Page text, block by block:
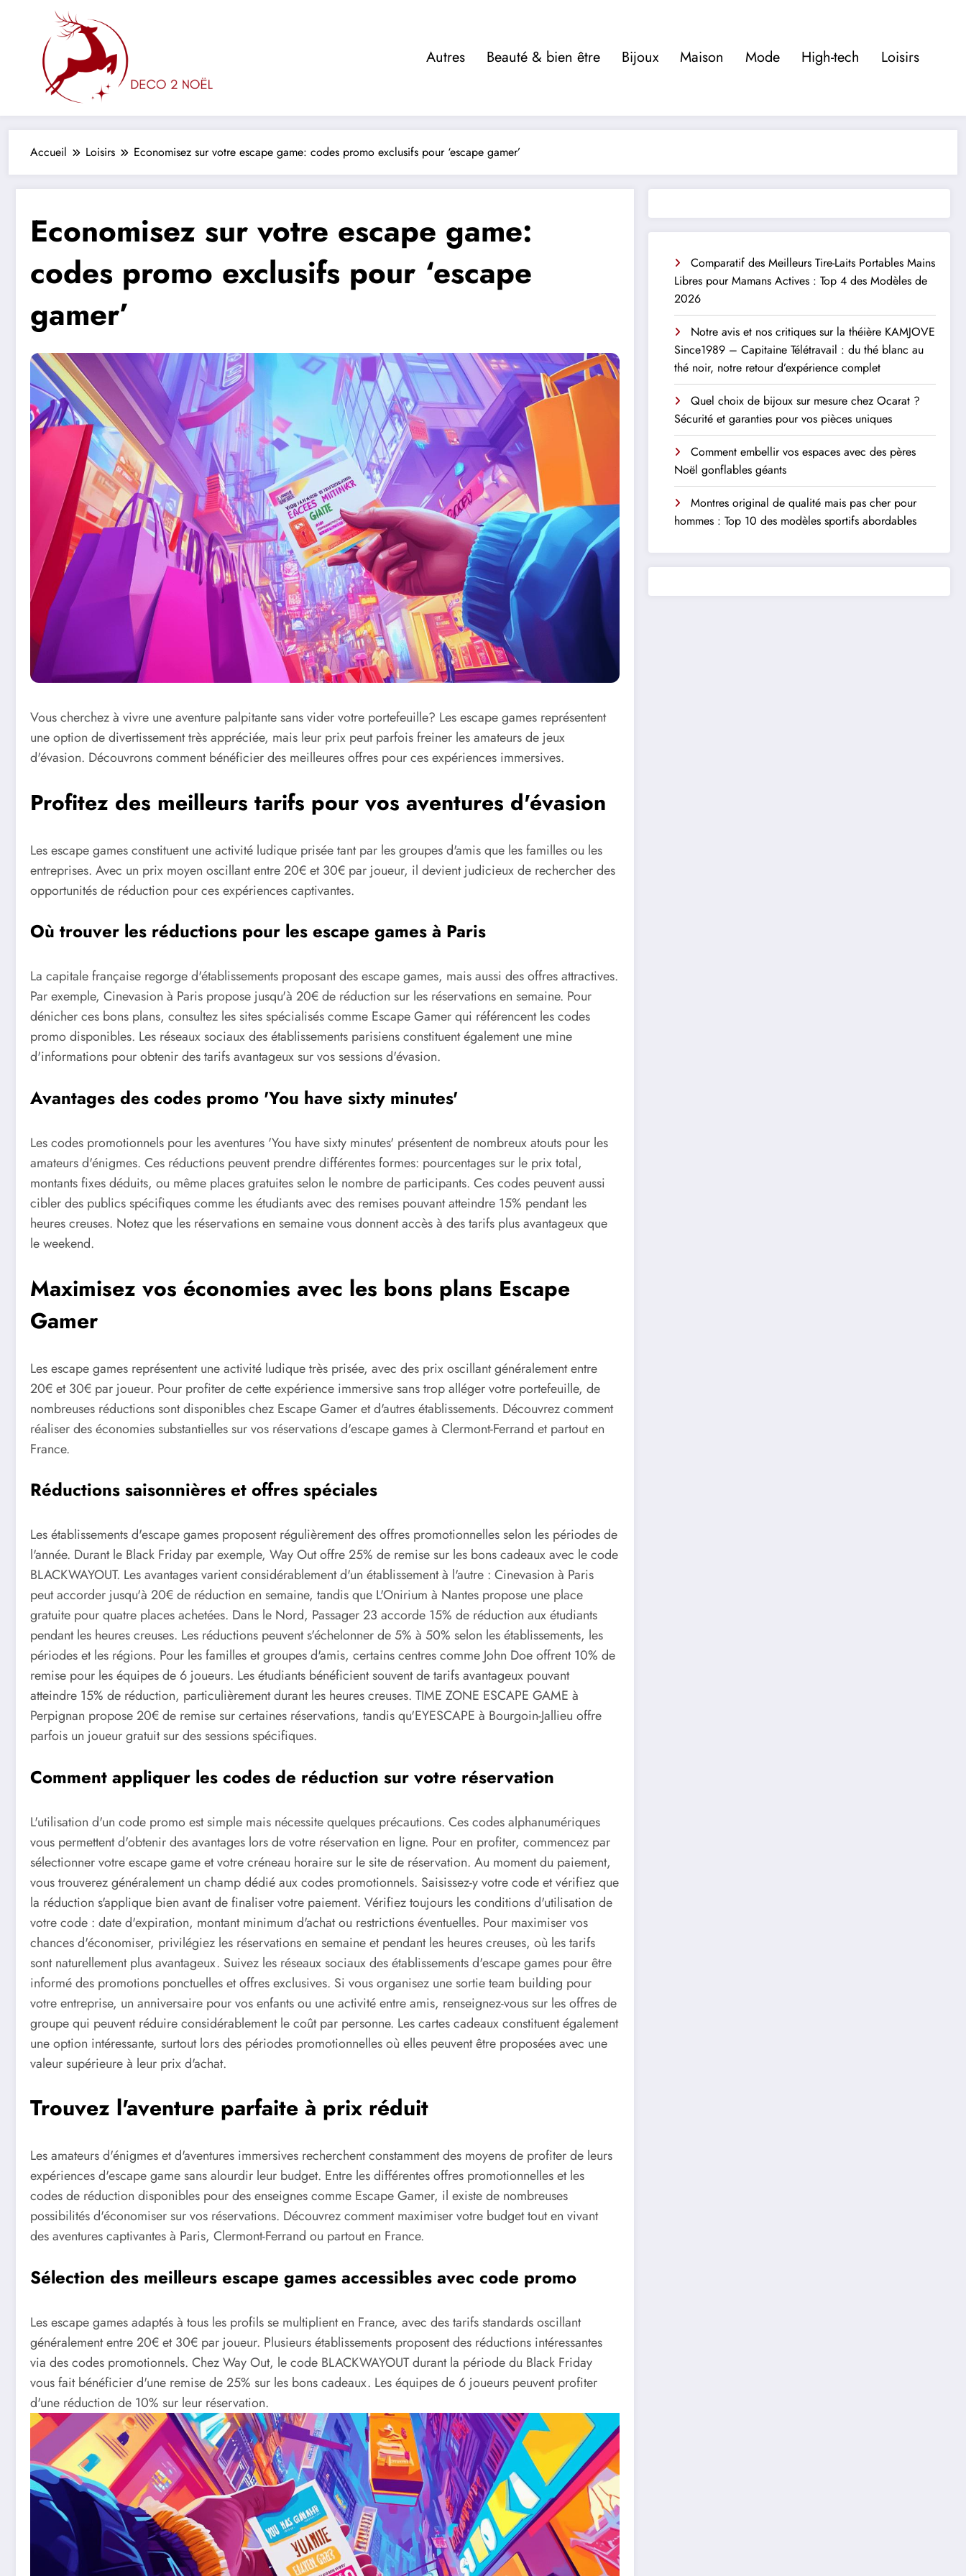
Autres Beauté & bien être Bijoux Maison Mode High-tech Loisirs
Accueil Loisirs Economisez sur votre escape game: codes promo exclusifs pour ‘escape gamer’
Economisez sur votre escape game:
codes promo exclusifs pour ‘escape
gamer’
Vous cherchez à vivre une aventure palpitante sans vider votre portefeuille? Les escape games représentent
une option de divertissement très appréciée, mais leur prix peut parfois freiner les amateurs de jeux
d'évasion. Découvrons comment bénéficier des meilleures offres pour ces expériences immersives.
Profitez des meilleurs tarifs pour vos aventures d'évasion
Les escape games constituent une activité ludique prisée tant par les groupes d'amis que les familles ou les
entreprises. Avec un prix moyen oscillant entre 20€ et 30€ par joueur, il devient judicieux de rechercher des
opportunités de réduction pour ces expériences captivantes.
Où trouver les réductions pour les escape games à Paris
La capitale française regorge d'établissements proposant des escape games, mais aussi des offres attractives.
Par exemple, Cinevasion à Paris propose jusqu'à 20€ de réduction sur les réservations en semaine. Pour
dénicher ces bons plans, consultez les sites spécialisés comme Escape Gamer qui référencent les codes
promo disponibles. Les réseaux sociaux des établissements parisiens constituent également une mine
d'informations pour obtenir des tarifs avantageux sur vos sessions d'évasion.
Avantages des codes promo 'You have sixty minutes'
Les codes promotionnels pour les aventures 'You have sixty minutes' présentent de nombreux atouts pour les
amateurs d'énigmes. Ces réductions peuvent prendre différentes formes: pourcentages sur le prix total,
montants fixes déduits, ou même places gratuites selon le nombre de participants. Ces codes peuvent aussi
cibler des publics spécifiques comme les étudiants avec des remises pouvant atteindre 15% pendant les
heures creuses. Notez que les réservations en semaine vous donnent accès à des tarifs plus avantageux que
le weekend.
Maximisez vos économies avec les bons plans Escape
Gamer
Les escape games représentent une activité ludique très prisée, avec des prix oscillant généralement entre
20€ et 30€ par joueur. Pour profiter de cette expérience immersive sans trop alléger votre portefeuille, de
nombreuses réductions sont disponibles chez Escape Gamer et d'autres établissements. Découvrez comment
réaliser des économies substantielles sur vos réservations d'escape games à Clermont-Ferrand et partout en
France.
Réductions saisonnières et offres spéciales
Les établissements d'escape games proposent régulièrement des offres promotionnelles selon les périodes de
l'année. Durant le Black Friday par exemple, Way Out offre 25% de remise sur les bons cadeaux avec le code
BLACKWAYOUT. Les avantages varient considérablement d'un établissement à l'autre : Cinevasion à Paris
peut accorder jusqu'à 20€ de réduction en semaine, tandis que L'Onirium à Nantes propose une place
gratuite pour quatre places achetées. Dans le Nord, Passager 23 accorde 15% de réduction aux étudiants
pendant les heures creuses. Les réductions peuvent s'échelonner de 5% à 50% selon les établissements, les
périodes et les régions. Pour les familles et groupes d'amis, certains centres comme John Doe offrent 10% de
remise pour les équipes de 6 joueurs. Les étudiants bénéficient souvent de tarifs avantageux pouvant
atteindre 15% de réduction, particulièrement durant les heures creuses. TIME ZONE ESCAPE GAME à
Perpignan propose 20€ de remise sur certaines réservations, tandis qu'EYESCAPE à Bourgoin-Jallieu offre
parfois un joueur gratuit sur des sessions spécifiques.
Comment appliquer les codes de réduction sur votre réservation
L'utilisation d'un code promo est simple mais nécessite quelques précautions. Ces codes alphanumériques
vous permettent d'obtenir des avantages lors de votre réservation en ligne. Pour en profiter, commencez par
sélectionner votre escape game et votre créneau horaire sur le site de réservation. Au moment du paiement,
vous trouverez généralement un champ dédié aux codes promotionnels. Saisissez-y votre code et vérifiez que
la réduction s'applique bien avant de finaliser votre paiement. Vérifiez toujours les conditions d'utilisation de
votre code : date d'expiration, montant minimum d'achat ou restrictions éventuelles. Pour maximiser vos
chances d'économiser, privilégiez les réservations en semaine et pendant les heures creuses, où les tarifs
sont naturellement plus avantageux. Suivez les réseaux sociaux des établissements d'escape games pour être
informé des promotions ponctuelles et offres exclusives. Si vous organisez une sortie team building pour
votre entreprise, un anniversaire pour vos enfants ou une activité entre amis, renseignez-vous sur les offres de
groupe qui peuvent réduire considérablement le coût par personne. Les cartes cadeaux constituent également
une option intéressante, surtout lors des périodes promotionnelles où elles peuvent être proposées avec une
valeur supérieure à leur prix d'achat.
Trouvez l'aventure parfaite à prix réduit
Les amateurs d'énigmes et d'aventures immersives recherchent constamment des moyens de profiter de leurs
expériences d'escape game sans alourdir leur budget. Entre les différentes offres promotionnelles et les
codes de réduction disponibles pour des enseignes comme Escape Gamer, il existe de nombreuses
possibilités d'économiser sur vos réservations. Découvrez comment maximiser votre budget tout en vivant
des aventures captivantes à Paris, Clermont-Ferrand ou partout en France.
Sélection des meilleurs escape games accessibles avec code promo
Les escape games adaptés à tous les profils se multiplient en France, avec des tarifs standards oscillant
généralement entre 20€ et 30€ par joueur. Plusieurs établissements proposent des réductions intéressantes
via des codes promotionnels. Chez Way Out, le code BLACKWAYOUT durant la période du Black Friday
vous fait bénéficier d'une remise de 25% sur les bons cadeaux. Les équipes de 6 joueurs peuvent profiter
d'une réduction de 10% sur leur réservation.
Comparatif des Meilleurs Tire-Laits Portables Mains
Libres pour Mamans Actives : Top 4 des Modèles de
2026
Notre avis et nos critiques sur la théière KAMJOVE
Since1989 – Capitaine Télétravail : du thé blanc au
thé noir, notre retour d’expérience complet
Quel choix de bijoux sur mesure chez Ocarat ?
Sécurité et garanties pour vos pièces uniques
Comment embellir vos espaces avec des pères
Noël gonflables géants
Montres original de qualité mais pas cher pour
hommes : Top 10 des modèles sportifs abordables